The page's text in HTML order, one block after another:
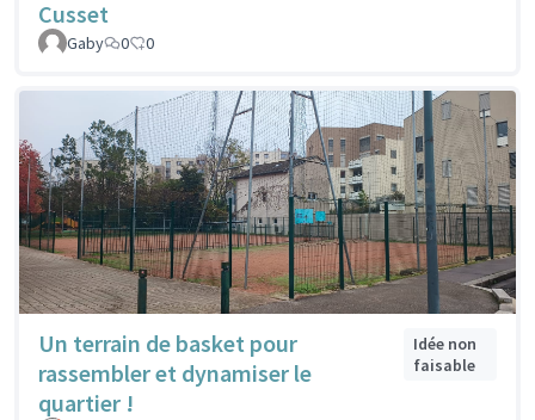
Cusset
Gaby 0 0
Un terrain de basket pour
rassembler et dynamiser le
quartier !
Idée non
faisable